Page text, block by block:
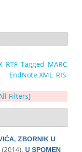
RTF Tagged MARC
EndNote XML
RIS
Filters]
ZBORNIK U
(2014). U SPOMEN